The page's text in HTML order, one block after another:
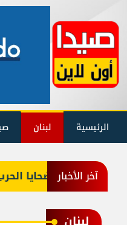
الرئيسية لبنان
آخر الأخبار
حصيلة ضحايا الحرب منذ 2